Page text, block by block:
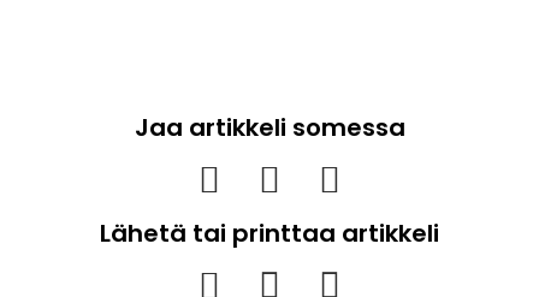
Jaa artikkeli somessa
Lähetä tai printtaa artikkeli